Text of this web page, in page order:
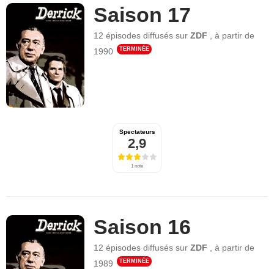
Saison 17
12 épisodes diffusés surZDF ,à partir de
1990
TERMINÉE
Spectateurs
2,9
1 note
Saison 16
12 épisodes diffusés surZDF ,à partir de
1989
TERMINÉE